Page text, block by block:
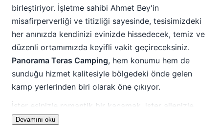
birleştiriyor. İşletme sahibi Ahmet Bey'in
misafirperverliği ve titizliği sayesinde, tesisimizdeki
her anınızda kendinizi evinizde hissedecek, temiz ve
düzenli ortamımızda keyifli vakit geçireceksiniz.
Panorama Teras Camping, hem konumu hem de
sunduğu hizmet kalitesiyle bölgedeki önde gelen
kamp yerlerinden biri olarak öne çıkıyor.
İster eşinizle romantik bir kaçamak, ister ailenizle
huzurlu bir tatil, ister arkadaşlarınızla macera dolu
Devamını oku